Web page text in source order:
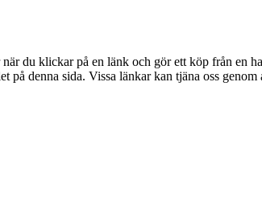
du klickar på en länk och gör ett köp från en
på denna sida. Vissa länkar kan tjäna oss